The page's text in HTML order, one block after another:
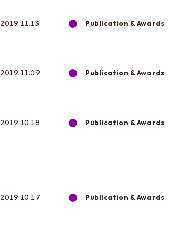
Publication & Awards
2019.11.13
Publication & Awards
2019.11.09
Publication & Awards
2019.10.18
Publication & Awards
2019.10.17